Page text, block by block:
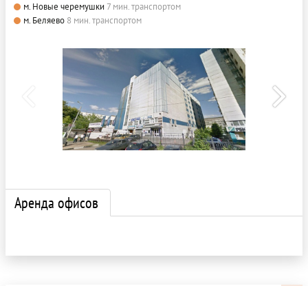
м. Новые черемушки 7 мин. транспортом
м. Беляево 8 мин. транспортом
Аренда офисов